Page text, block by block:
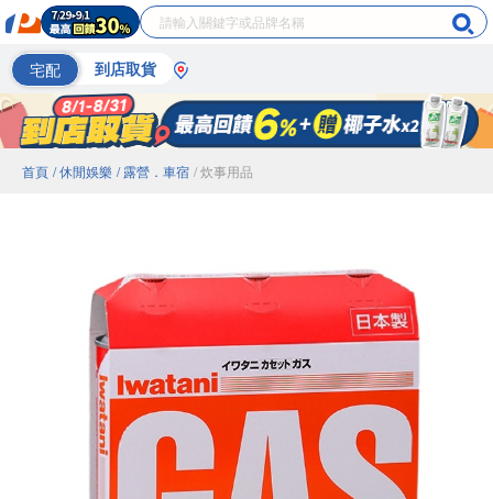
宅配 到店取貨
首頁 / 休閒娛樂 / 露營．車宿 / 炊事用品